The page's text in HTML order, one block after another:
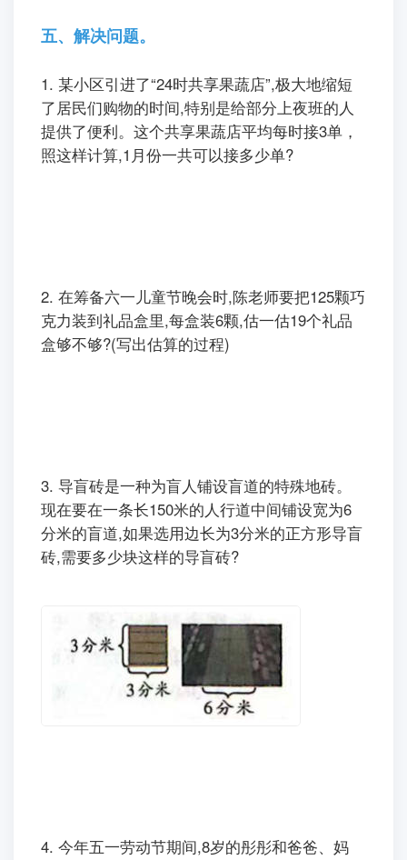
五、解决问题。
1. 某小区引进了“24时共享果蔬店”,极大地缩短
了居民们购物的时间,特别是给部分上夜班的人
提供了便利。这个共享果蔬店平均每时接3单，
照这样计算,1月份一共可以接多少单?
2. 在筹备六一儿童节晚会时,陈老师要把125颗巧
克力装到礼品盒里,每盒装6颗,估一估19个礼品
盒够不够?(写出估算的过程)
3. 导盲砖是一种为盲人铺设盲道的特殊地砖。
现在要在一条长150米的人行道中间铺设宽为6
分米的盲道,如果选用边长为3分米的正方形导盲
砖,需要多少块这样的导盲砖?
4. 今年五一劳动节期间,8岁的彤彤和爸爸、妈